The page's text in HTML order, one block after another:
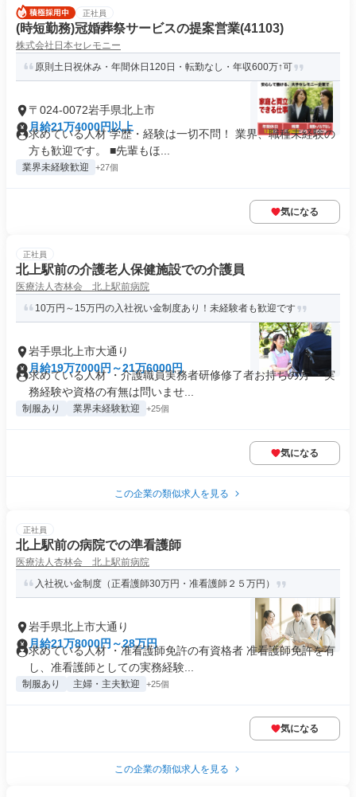
正社員
(時短勤務)冠婚葬祭サービスの提案営業(41103)
株式会社日本セレモニー
原則土日祝休み・年間休日120日・転勤なし・年収600万↑可
〒024-0072岩手県北上市
月給21万4000円以上
求めている人材 学歴・経験は一切不問！ 業界、職種未経験の
方も歓迎です。 ■先輩もほ...
業界未経験歓迎 +27個
気になる
正社員
北上駅前の介護老人保健施設での介護員
医療法人杏林会 北上駅前病院
10万円～15万円の入社祝い金制度あり！未経験者も歓迎です
岩手県北上市大通り
月給19万7000円～21万6000円
求めている人材 ・介護職員実務者研修修了者お持ちの方 ・実
務経験や資格の有無は問いませ...
制服あり 業界未経験歓迎 +25個
気になる
この企業の類似求人を見る
正社員
北上駅前の病院での準看護師
医療法人杏林会 北上駅前病院
入社祝い金制度（正看護師30万円・准看護師２５万円）
岩手県北上市大通り
月給21万8000円～28万円
求めている人材 ・准看護師免許の有資格者 准看護師免許を有
し、准看護師としての実務経験...
制服あり 主婦・主夫歓迎 +25個
気になる
この企業の類似求人を見る